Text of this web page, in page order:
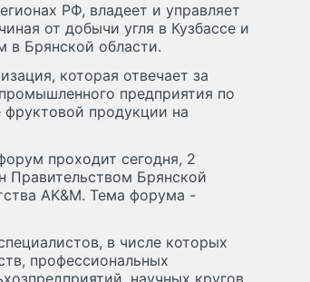
РФ, владеет и управляет
от добычи угля в Кузбассе и
в Брянской области.
которая отвечает за
предприятия по
фруктовой продукции на
проходит сегодня, 2
Правительством Брянской
AK&M. Тема форума -
в числе которых
профессиональных